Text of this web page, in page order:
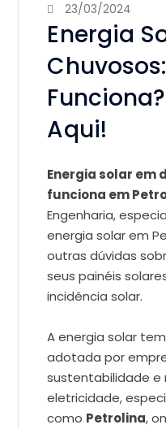
23/03/2024
Energia
Aqui!
Energia solar em
funciona em
Engenharia,
energia solar em
outras dúvidas
seus painéis
incidência solar.
A energia solar
adotada por
sustentabilidade e
eletricidade,
como Petrolina,